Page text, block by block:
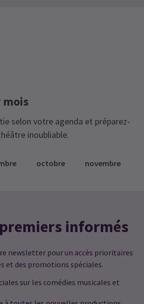
mois
selon votre agenda et préparez-
inoubliable.
octobre novembre
informés
newsletter pour un accès prioritaires
et des promotions spéciales.
sur les comédies musicales et